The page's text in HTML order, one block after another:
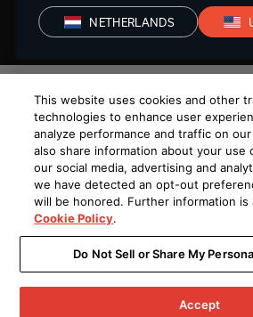
HEOS zet je
spotlight
HEOS maakt geluid in je
eenvoudig. Jij maakt het
Receivers tot draadloze
premium componenten die
jouw ruimte en
Welkom thuis bij
NETHERLANDS
This website uses cookies and other
technologies to enhance user
analyze performance and traffic on
also share information about your use
our social media, advertising and
we have detected an opt-out
will be honored. Further information is
Cookie Policy.
Do Not Sell or Share My
Accept